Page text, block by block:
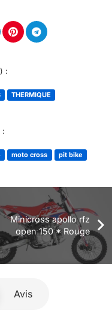
:
THERMIQUE
:
moto cross pit bike
Minicross apollo rfz
open 150 * Rouge
Avis